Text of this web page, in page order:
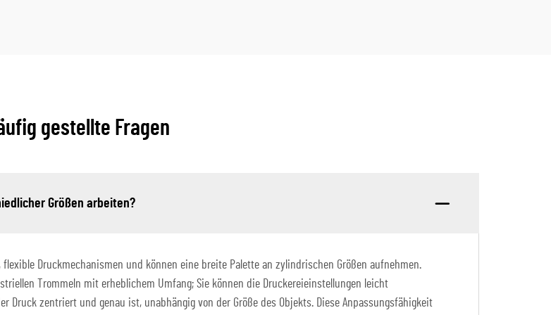
gestellte Fragen
Größen arbeiten?
Druckmechanismen und können eine breite Palette an zylindrischen Größen aufnehmen.
Trommeln mit erheblichem Umfang; Sie können die Druckereieinstellungen leicht
zentriert und genau ist, unabhängig von der Größe des Objekts. Diese Anpassungsfähigkeit